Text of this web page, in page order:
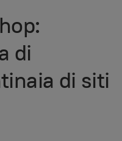
di
di siti